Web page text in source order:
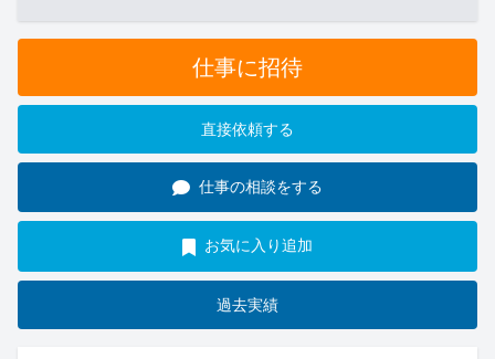
仕事に招待
直接依頼する
仕事の相談をする
お気に入り追加
過去実績